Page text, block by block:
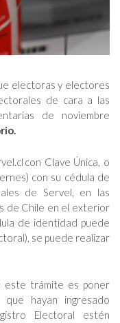
electoras y electores
de cara a las
de noviembre
con Clave Única, o
con su cédula de
de Servel, en las
de Chile en el exterior
de identidad puede
se puede realizar
este trámite es poner
hayan ingresado
Electoral estén